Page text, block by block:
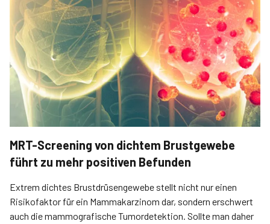
MRT-Screening von dichtem Brustgewebe
führt zu mehr positiven Befunden
Extrem dichtes Brustdrüsengewebe stellt nicht nur einen
Risikofaktor für ein Mammakarzinom dar, sondern erschwert
auch die mammografische Tumordetektion. Sollte man daher